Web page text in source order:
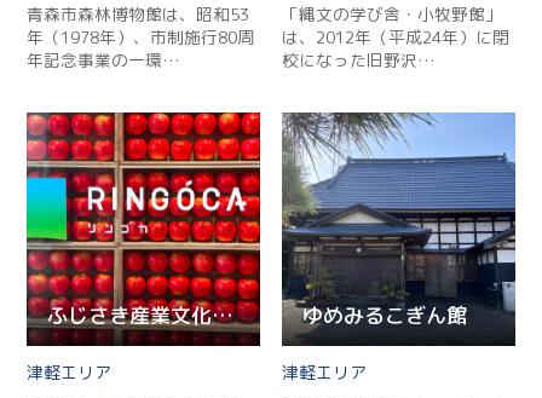
青森市森林博物館は、昭和53
年（1978年）、市制施行80周
年記念事業の一環…
「縄文の学び舎・小牧野館」
は、2012年（平成24年）に閉
校になった旧野沢…
ふじさき産業文化交流施設RINGOCA
津軽
ゆめみるこぎん館
津軽